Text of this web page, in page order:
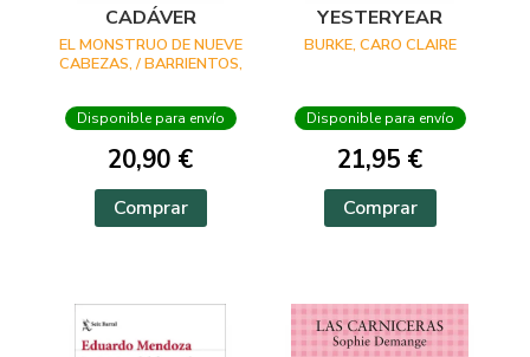
CADÁVER
EL MONSTRUO DE NUEVE
CABEZAS, / BARRIENTOS,
GROSSMAN, LUCILA /
ANCIRA, LOLA / RIVERO,
LUIS CARLOS / REYES,
KAREN A
Disponible para envío
20,90 €
Comprar
YESTERYEAR
BURKE, CARO CLAIRE
Disponible para envío
21,95 €
Comprar